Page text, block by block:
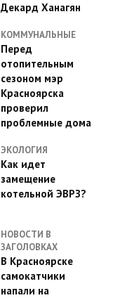
Декард Ханагян
КОММУНАЛЬНЫЕ
Перед
отопительным
сезоном мэр
Красноярска
проверил
проблемные дома
ЭКОЛОГИЯ
Как идет
замещение
котельной ЭВРЗ?
НОВОСТИ В
ЗАГОЛОВКАХ
В Красноярске
самокатчики
напали на